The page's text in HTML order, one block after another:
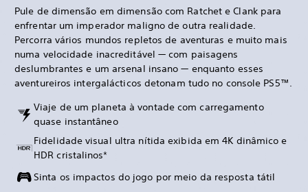
Pule de dimensão em dimensão com Ratchet e Clank para
enfrentar um imperador maligno de outra realidade.
Percorra vários mundos repletos de aventuras e muito mais
numa velocidade inacreditável — com paisagens
deslumbrantes e um arsenal insano — enquanto esses
aventureiros intergalácticos detonam tudo no console PS5™.
Viaje de um planeta à vontade com carregamento
quase instantâneo
Fidelidade visual ultra nítida exibida em 4K dinâmico e
HDR cristalinos*
Sinta os impactos do jogo por meio da resposta tátil